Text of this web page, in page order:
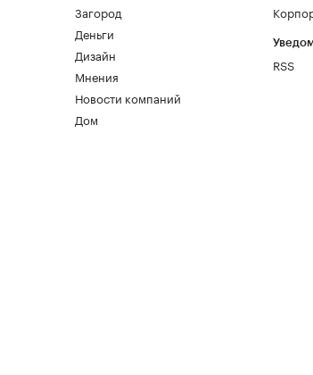
Загород
Деньги
Дизайн
Мнения
Новости компаний
Дом
RSS